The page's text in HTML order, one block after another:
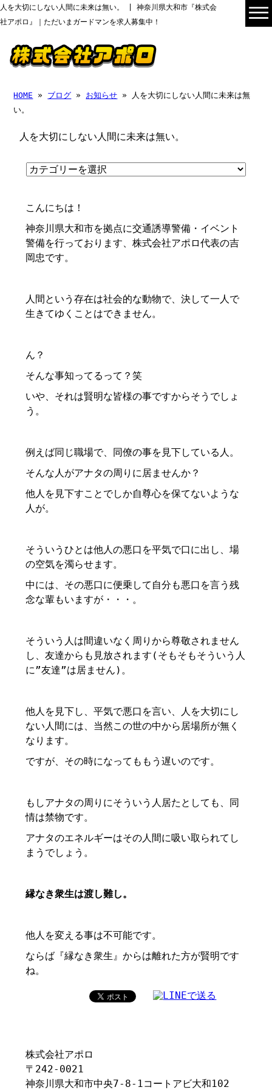
人を大切にしない人間に未来は無い。 | 神奈川県大和市『株式会
社アポロ』｜ただいまガードマンを求人募集中！
HOME » ブログ » お知らせ » 人を大切にしない人間に未来は無
い。
人を大切にしない人間に未来は無い。
こんにちは！
神奈川県大和市を拠点に交通誘導警備・イベント
警備を行っております、株式会社アポロ代表の吉
岡忠です。
人間という存在は社会的な動物で、決して一人で
生きてゆくことはできません。
ん？
そんな事知ってるって？笑
いや、それは賢明な皆様の事ですからそうでしょ
う。
例えば同じ職場で、同僚の事を見下している人。
そんな人がアナタの周りに居ませんか？
他人を見下すことでしか自尊心を保てないような
人が。
そういうひとは他人の悪口を平気で口に出し、場
の空気を濁らせます。
中には、その悪口に便乗して自分も悪口を言う残
念な輩もいますが・・・。
そういう人は間違いなく周りから尊敬されません
し、友達からも見放されます(そもそもそういう人
に”友達”は居ません)。
他人を見下し、平気で悪口を言い、人を大切にし
ない人間には、当然この世の中から居場所が無く
なります。
ですが、その時になってももう遅いのです。
もしアナタの周りにそういう人居たとしても、同
情は禁物です。
アナタのエネルギーはその人間に吸い取られてし
まうでしょう。
縁なき衆生は渡し難し。
他人を変える事は不可能です。
ならば『縁なき衆生』からは離れた方が賢明です
ね。
株式会社アポロ
〒242-0021
神奈川県大和市中央7-8-1コートアビ大和102